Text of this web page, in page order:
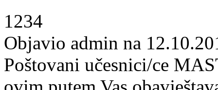
1234
Objavio admin na
Poštovani učesnici/ce